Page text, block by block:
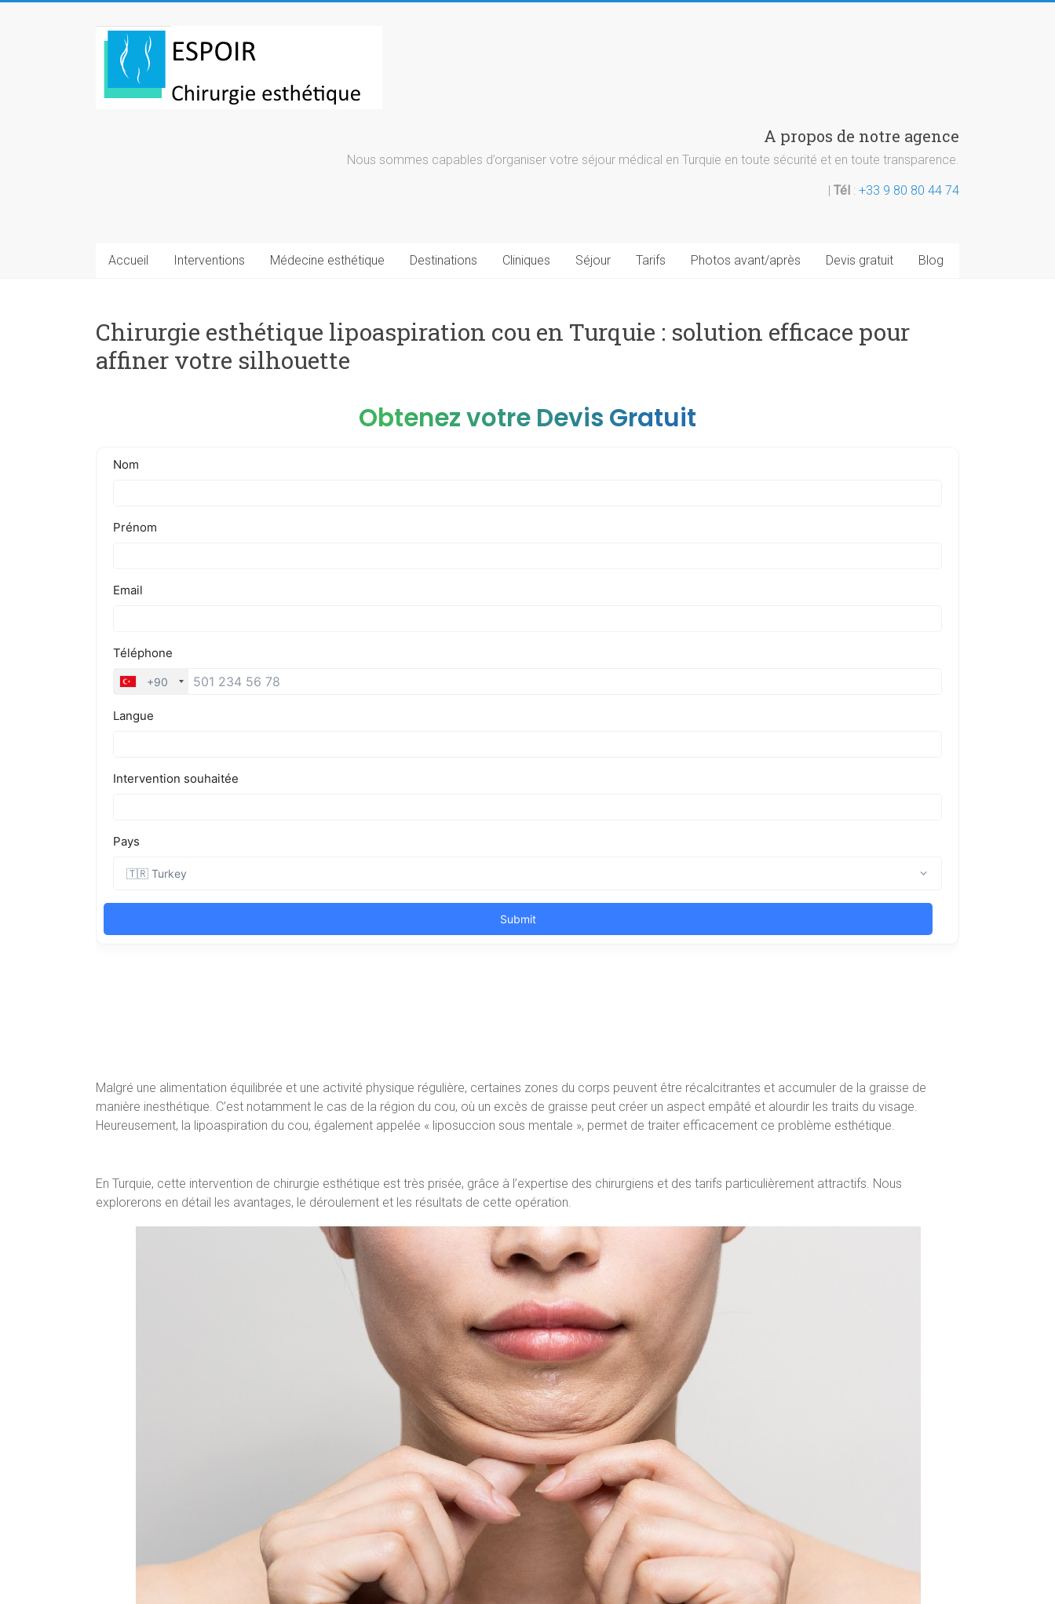
Chirurgie
esthetique
Turquie
A propos de notre agence
Nous sommes capables d’organiser votre séjour médical en Turquie en toute sécurité et en toute transparence.
| Tél : +33 9 80 80 44 74
Accueil Interventions Médecine esthétique Destinations Cliniques Séjour Tarifs Photos avant/après Devis gratuit Blog
Chirurgie esthétique lipoaspiration cou en Turquie : solution efficace pour
affiner votre silhouette
Obtenez votre Devis Gratuit
Malgré une alimentation équilibrée et une activité physique régulière, certaines zones du corps peuvent être récalcitrantes et accumuler de la graisse de
manière inesthétique. C’est notamment le cas de la région du cou, où un excès de graisse peut créer un aspect empâté et alourdir les traits du visage.
Heureusement, la lipoaspiration du cou, également appelée « liposuccion sous mentale », permet de traiter efficacement ce problème esthétique.
En Turquie, cette intervention de chirurgie esthétique est très prisée, grâce à l’expertise des chirurgiens et des tarifs particulièrement attractifs. Nous
explorerons en détail les avantages, le déroulement et les résultats de cette opération.